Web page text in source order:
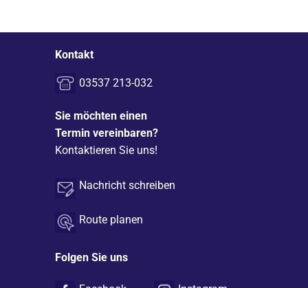
Kontakt
03537 213-032
Sie möchten einen
Kontaktieren Sie uns!
Nachricht schreiben
Route planen